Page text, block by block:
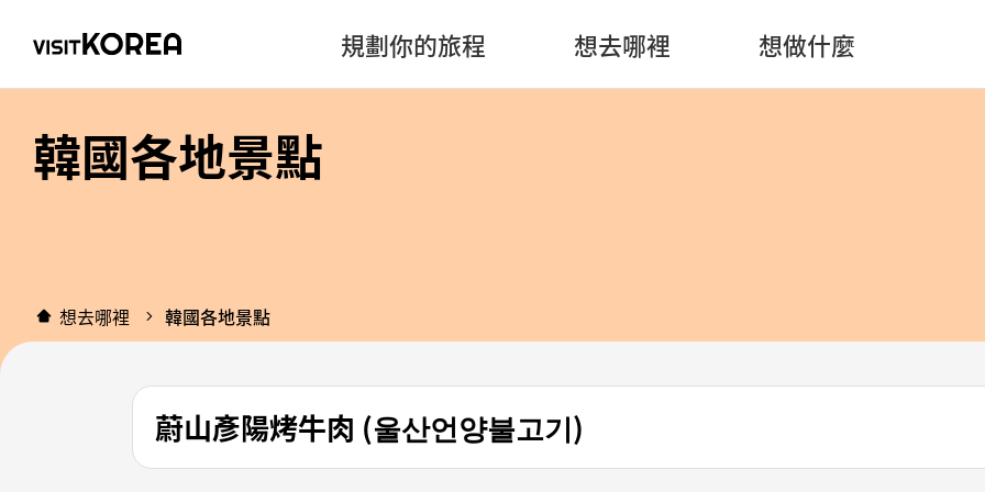
規劃你的旅程 想去哪裡 想做什麼
韓國各地景點
想去哪裡 韓國各地景點
蔚山彥陽烤牛肉 (울산언양불고기)